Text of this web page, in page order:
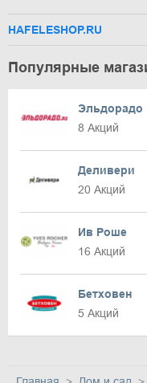
HAFELESHOP.RU
Популярные
Эльдорадо
8 Акций
Деливери
20 Акций
Ив Роше
16 Акций
Бетховен
5 Акций